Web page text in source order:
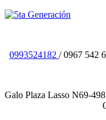
0993524182 / 0967 542
Galo Plaza Lasso N69-